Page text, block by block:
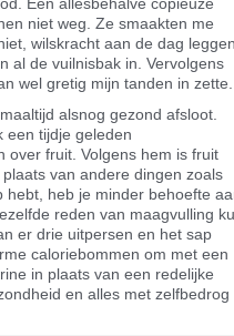
niet weg. Ze smaakten me
wilskracht aan de dag leggen
al de vuilnisbak in. Vervolgens
wel gretig mijn tanden in zette.
alsnog gezond afsloot.
een tijdje geleden
over fruit. Volgens hem is fruit
van andere dingen zoals
hebt, heb je minder behoefte
reden van maagvulling
er drie uitpersen en het sap
caloriebommen om met een
in plaats van een redelijke
en alles met zelfbedrog